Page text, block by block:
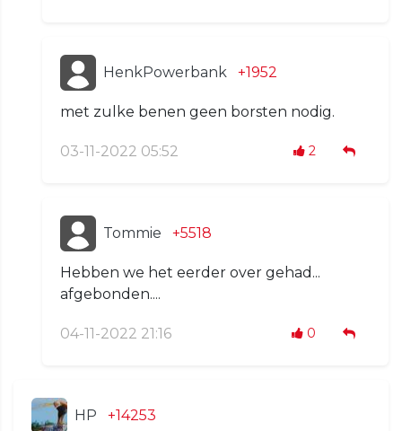
HenkPowerbank +1952
met zulke benen geen borsten nodig.
03-11-2022 05:52 2
Tommie +5518
Hebben we het eerder over gehad...
afgebonden....
04-11-2022 21:16 0
HP +14253